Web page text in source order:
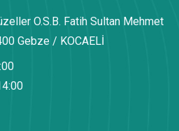
O.S.B. Fatih Sultan Mehmet
Gebze / KOCAELİ